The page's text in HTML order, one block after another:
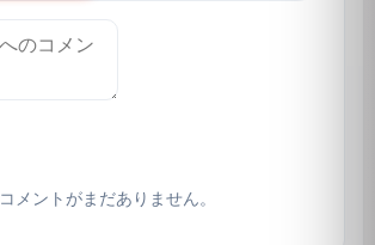
コメントがまだありません。